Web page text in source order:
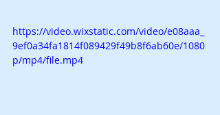
https://video.wixstatic.com/video/e08aaa_
9ef0a34fa1814f089429f49b8f6ab60e/1080
p/mp4/file.mp4